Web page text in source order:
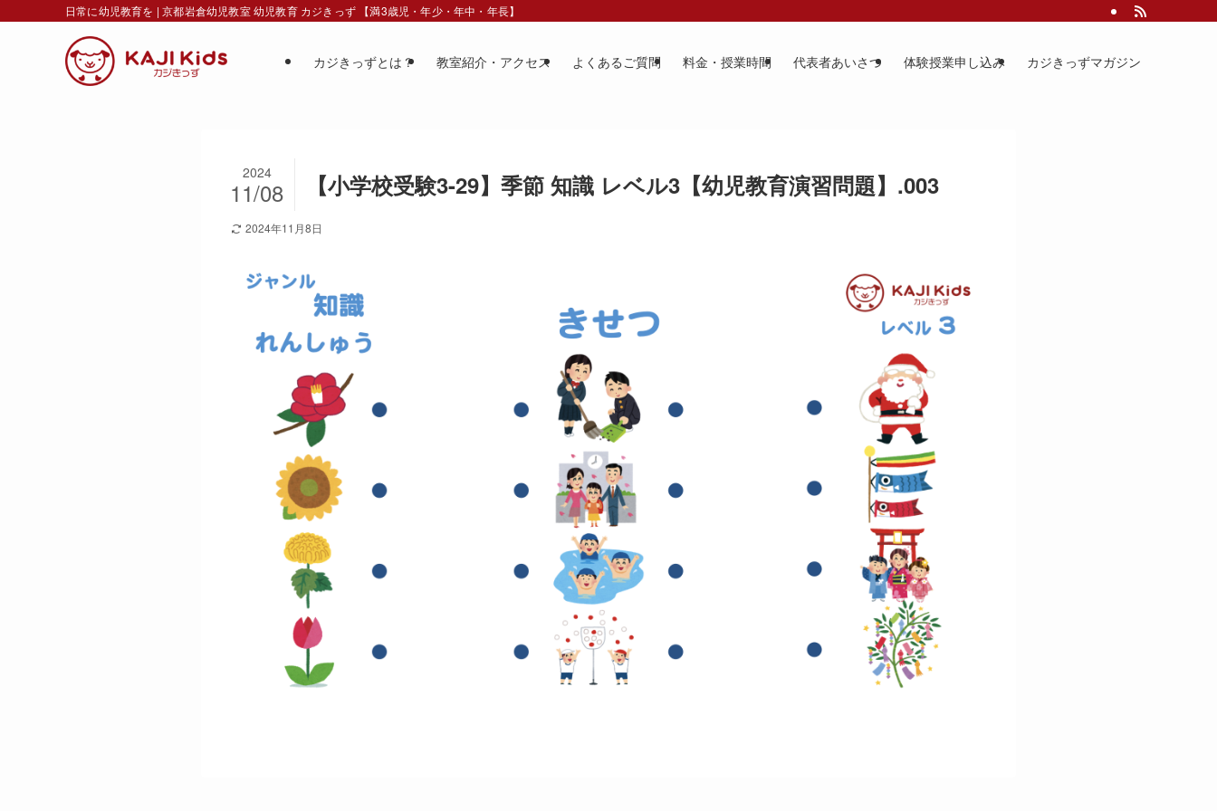
日常に幼児教育を | 京都岩倉幼児教室 幼児教育 カジきっず 【満3歳児・年少・年中・年長】
カジきっずとは？ 教室紹介・アクセス よくあるご質問 料金・授業時間 代表者あいさつ 体験授業申し込み カジきっずマガジン
【小学校受験3-29】季節 知識 レベル3【幼児教育演習問題】.003
2024
11/08
2024年11月8日